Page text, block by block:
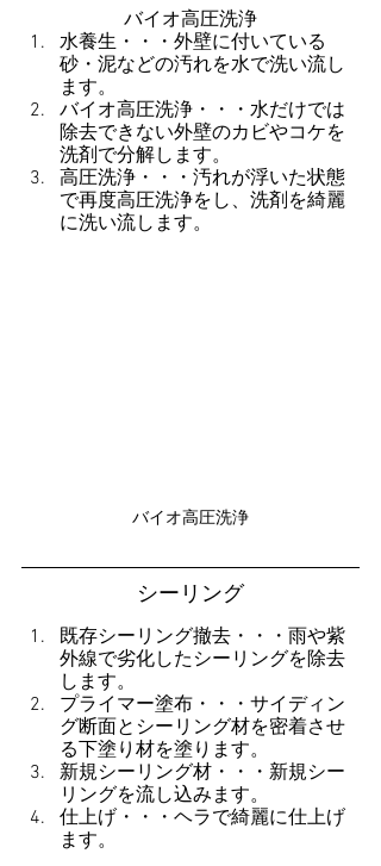
バイオ高圧洗浄
水養生・・・外壁に付いている
砂・泥などの汚れを水で洗い流し
ます。
バイオ高圧洗浄・・・水だけでは
除去できない外壁のカビやコケを
洗剤で分解します。
高圧洗浄・・・汚れが浮いた状態
で再度高圧洗浄をし、洗剤を綺麗
に洗い流します。
バイオ高圧洗浄
シーリング
既存シーリング撤去・・・雨や紫
外線で劣化したシーリングを除去
します。
プライマー塗布・・・サイディン
グ断面とシーリング材を密着させ
る下塗り材を塗ります。
新規シーリング材・・・新規シー
リングを流し込みます。
仕上げ・・・ヘラで綺麗に仕上げ
ます。